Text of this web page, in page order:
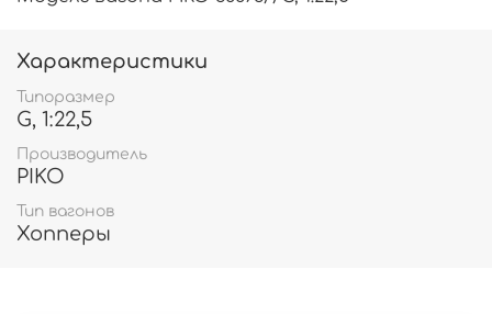
Характеристики
Типоразмер
G, 1:22,5
Производитель
PIKO
Тип вагонов
Хопперы